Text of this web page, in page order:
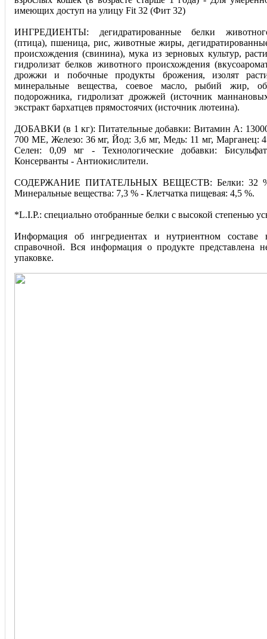
имеющих доступ на улицу Fit 32 (Фит 32)
ИНГРЕДИЕНТЫ: дегидратированные белки
(птица), пшеница, рис, животные жиры,
происхождения (свинина), мука из зерновых культур,
гидролизат белков животного происхождения
дрожжи и побочные продукты брожения, изолят
минеральные вещества, соевое масло, рыбий жир,
подорожника, гидролизат дрожжей (источник
экстракт бархатцев прямостоячих (источник лютеина).
ДОБАВКИ (в 1 кг): Питательные добавки: Витамин A:
700 ME, Железо: 36 мг, Йод: 3,6 мг, Медь: 11 мг, Марганец:
Ceлeн: 0,09 мг - Технологические добавки:
Консерванты - Антиокислители.
СОДЕРЖАНИЕ ПИТАТЕЛЬНЫХ ВЕЩЕСТВ: Белки: 32
Минеральные вещества: 7,3 % - Клетчатка пищевая: 4,5 %.
*L.I.P.: специально отобранные белки с высокой степенью
Информация об ингредиентах и нутриентном составе
справочной. Вся информация о продукте представлена
упаковке.